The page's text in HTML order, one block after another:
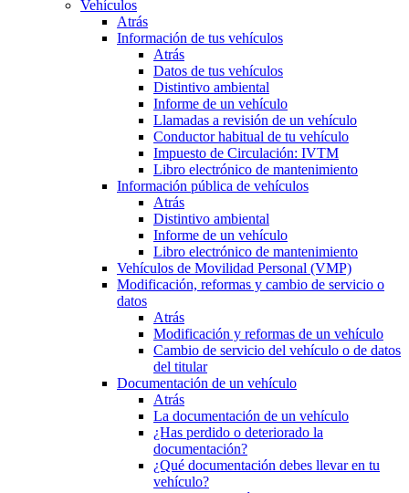
Vehículos
Atrás
Información de tus vehículos
Atrás
Datos de tus vehículos
Distintivo ambiental
Informe de un vehículo
Llamadas a revisión de un vehículo
Conductor habitual de tu vehículo
Impuesto de Circulación: IVTM
Libro electrónico de mantenimiento
Información pública de vehículos
Atrás
Distintivo ambiental
Informe de un vehículo
Libro electrónico de mantenimiento
Vehículos de Movilidad Personal (VMP)
Modificación, reformas y cambio de servicio o
datos
Atrás
Modificación y reformas de un vehículo
Cambio de servicio del vehículo o de datos
del titular
Documentación de un vehículo
Atrás
La documentación de un vehículo
¿Has perdido o deteriorado la
documentación?
¿Qué documentación debes llevar en tu
vehículo?